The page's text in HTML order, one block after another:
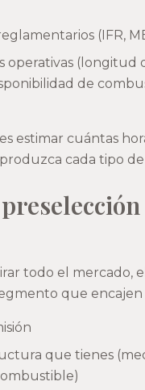
(IFR,
operativas (longitud
de
estimar cuántas
cada tipo de
todo el mercado,
que encajen
que tienes